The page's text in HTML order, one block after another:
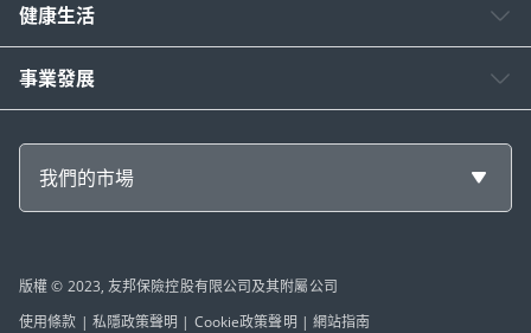
健康生活
事業發展
我們的市場
版權 © 2023, 友邦保險控股有限公司及其附屬公司
使用條款 | 私隱政策聲明 | Cookie政策聲明 | 網站指南